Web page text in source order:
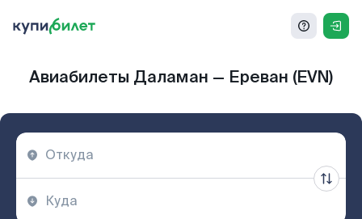
Авиабилеты Даламан — Ереван (EVN)